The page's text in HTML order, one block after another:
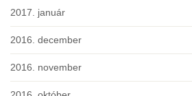
2017. január
2016. december
2016. november